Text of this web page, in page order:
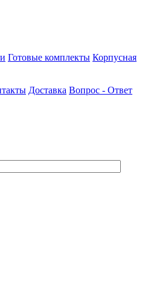
Готовые комплекты Корпусная
Доставка Вопрос - Ответ